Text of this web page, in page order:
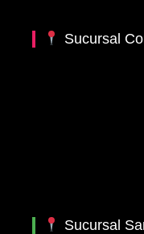
Sucursal
Sucursal